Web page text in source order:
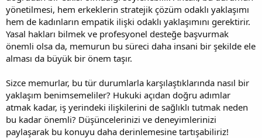
yönetilmesi, hem erkeklerin stratejik çözüm odaklı yaklaşımı
hem de kadınların empatik ilişki odaklı yaklaşımını gerektirir.
Yasal hakları bilmek ve profesyonel desteğe başvurmak
önemli olsa da, memurun bu süreci daha insani bir şekilde ele
alması da büyük bir önem taşır.
Sizce memurlar, bu tür durumlarla karşılaştıklarında nasıl bir
yaklaşım benimsemeliler? Hukuki açıdan doğru adımlar
atmak kadar, iş yerindeki ilişkilerini de sağlıklı tutmak neden
bu kadar önemli? Düşüncelerinizi ve deneyimlerinizi
paylaşarak bu konuyu daha derinlemesine tartışabiliriz!